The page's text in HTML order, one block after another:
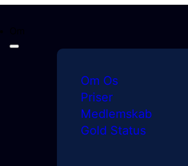
Om Os
Priser
Medlemskab
Gold Status